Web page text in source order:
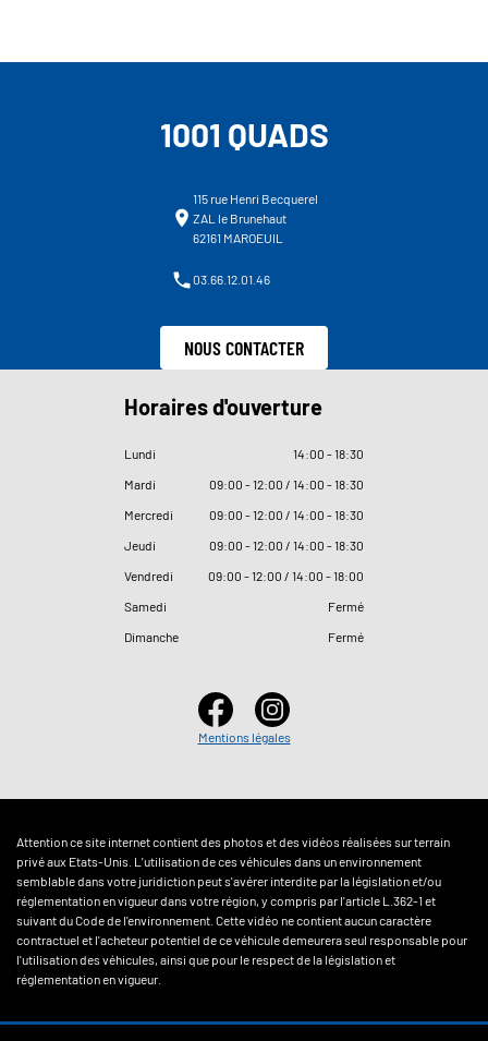
1001 QUADS
115 rue Henri Becquerel
ZAL le Brunehaut
62161 MAROEUIL
03.66.12.01.46
NOUS CONTACTER
Horaires d'ouverture
Lundi 14:00 - 18:30
Mardi
09:00 - 12:00 / 14:00 - 18:30
Mercredi
09:00 - 12:00 / 14:00 - 18:30
Jeudi
09:00 - 12:00 / 14:00 - 18:30
Vendredi
09:00 - 12:00 / 14:00 - 18:00
Samedi
Fermé
Dimanche
Fermé
Mentions légales
Attention ce site internet contient des photos et des vidéos réalisées sur terrain
privé aux Etats-Unis. L'utilisation de ces véhicules dans un environnement
semblable dans votre juridiction peut s'avérer interdite par la législation et/ou
réglementation en vigueur dans votre région, y compris par l'article L.362-1 et
suivant du Code de l'environnement. Cette vidéo ne contient aucun caractère
contractuel et l'acheteur potentiel de ce véhicule demeurera seul responsable pour
l'utilisation des véhicules, ainsi que pour le respect de la législation et
réglementation en vigueur.